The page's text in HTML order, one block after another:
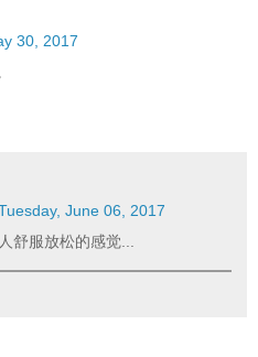
30, 2017
June 06, 2017
舒服放松的感觉...